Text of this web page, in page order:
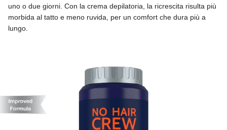
uno o due giorni. Con la crema depilatoria, la ricrescita risulta più
morbida al tatto e meno ruvida, per un comfort che dura più a
lungo.